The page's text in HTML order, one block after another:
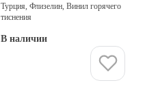
Турция, Флизелин, Винил горячего
тиснения
В наличии